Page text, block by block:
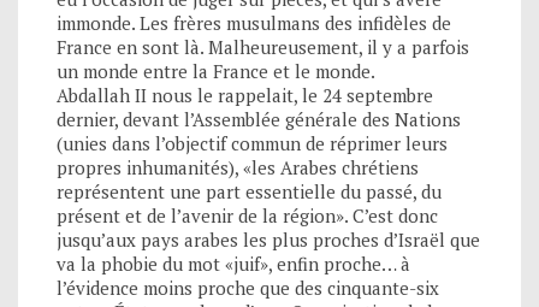
immonde. Les frères musulmans des infidèles de
France en sont là. Malheureusement, il y a parfois
un monde entre la France et le monde.
Abdallah II nous le rappelait, le 24 septembre
dernier, devant l’Assemblée générale des Nations
(unies dans l’objectif commun de réprimer leurs
propres inhumanités), «les Arabes chrétiens
représentent une part essentielle du passé, du
présent et de l’avenir de la région». C’est donc
jusqu’aux pays arabes les plus proches d’Israël que
va la phobie du mot «juif», enfin proche… à
l’évidence moins proche que des cinquante-six